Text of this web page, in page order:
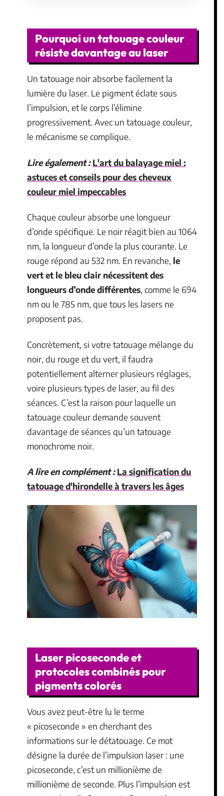
Pourquoi un tatouage couleur
résiste davantage au laser
Un tatouage noir absorbe facilement la
lumière du laser. Le pigment éclate sous
l’impulsion, et le corps l’élimine
progressivement. Avec un tatouage couleur,
le mécanisme se complique.
Lire également : L'art du balayage miel :
astuces et conseils pour des cheveux
couleur miel impeccables
Chaque couleur absorbe une longueur
d’onde spécifique. Le noir réagit bien au 1064
nm, la longueur d’onde la plus courante. Le
rouge répond au 532 nm. En revanche, le
vert et le bleu clair nécessitent des
longueurs d’onde différentes, comme le 694
nm ou le 785 nm, que tous les lasers ne
proposent pas.
Concrètement, si votre tatouage mélange du
noir, du rouge et du vert, il faudra
potentiellement alterner plusieurs réglages,
voire plusieurs types de laser, au fil des
séances. C’est la raison pour laquelle un
tatouage couleur demande souvent
davantage de séances qu’un tatouage
monochrome noir.
A lire en complément : La signification du
tatouage d'hirondelle à travers les âges
Laser picoseconde et
protocoles combinés pour
pigments colorés
Vous avez peut-être lu le terme
« picoseconde » en cherchant des
informations sur le détatouage. Ce mot
désigne la durée de l’impulsion laser : une
picoseconde, c’est un millionième de
millionième de seconde. Plus l’impulsion est